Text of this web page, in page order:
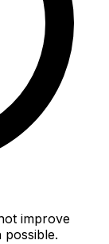
improve